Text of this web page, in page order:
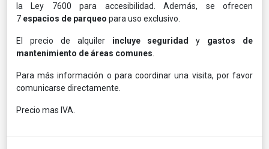
la Ley 7600 para accesibilidad. Además, se ofrecen
7 espacios de parqueo para uso exclusivo.
El precio de alquiler incluye seguridad y gastos de
mantenimiento de áreas comunes
Para más información o para coordinar una visita, por favor
comunicarse directamente.
Precio mas IVA.